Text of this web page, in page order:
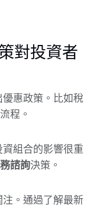
對投資者
惠政策。比如稅
程。
組合的影響很重
諮詢決策。
。通過了解最新